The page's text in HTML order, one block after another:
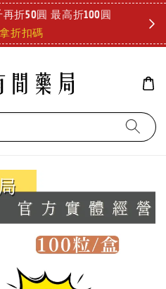
澡也能舒緩疲勞 療癒登場!
查看